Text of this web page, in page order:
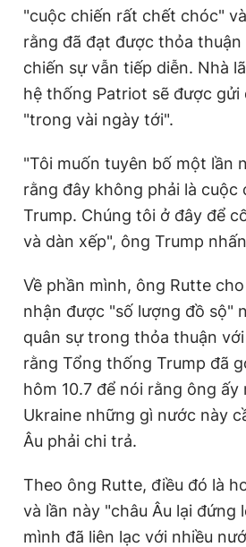
"cuộc chiến rất chết chóc"
rằng đã đạt được thỏa
chiến sự vẫn tiếp diễn. Nhà
hệ thống Patriot sẽ được gửi
"trong vài ngày tới".
"Tôi muốn tuyên bố một lần
rằng đây không phải là cuộc
Trump. Chúng tôi ở đây để
và dàn xếp", ông Trump
Về phần mình, ông Rutte
nhận được "số lượng đồ sộ"
quân sự trong thỏa thuận
rằng Tổng thống Trump đã
hôm 10.7 để nói rằng ông
Ukraine những gì nước này
Âu phải chi trả.
Theo ông Rutte, điều đó là
và lần này "châu Âu lại đứng
mình đã liên lạc với nhiều